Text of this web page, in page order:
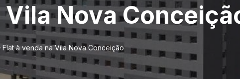
Vila Nova
Flat à venda na Vila Nova Conceição